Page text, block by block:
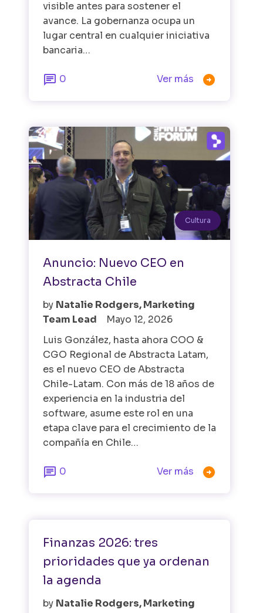
visible antes para sostener el
avance. La gobernanza ocupa un
lugar central en cualquier iniciativa
bancaria…
 0 Ver más 
Cultura
Anuncio: Nuevo CEO en
Abstracta Chile
by Natalie Rodgers, Marketing
Team Lead
Mayo 12, 2026
Luis González, hasta ahora COO &
CGO Regional de Abstracta Latam,
es el nuevo CEO de Abstracta
Chile-Latam. Con más de 18 años de
experiencia en la industria del
software, asume este rol en una
etapa clave para el crecimiento de la
compañía en Chile…
 0 Ver más 
Finanzas 2026: tres
prioridades que ya ordenan
la agenda
by Natalie Rodgers, Marketing